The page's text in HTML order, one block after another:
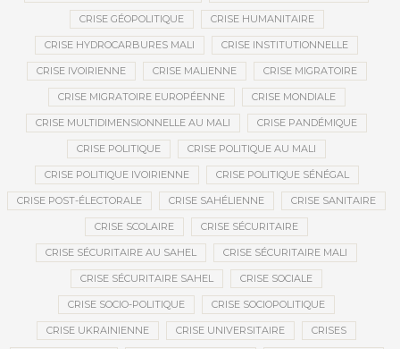
CRISE GÉOPOLITIQUE CRISE HUMANITAIRE
CRISE HYDROCARBURES MALI CRISE INSTITUTIONNELLE
CRISE IVOIRIENNE CRISE MALIENNE CRISE MIGRATOIRE
CRISE MIGRATOIRE EUROPÉENNE CRISE MONDIALE
CRISE MULTIDIMENSIONNELLE AU MALI CRISE PANDÉMIQUE
CRISE POLITIQUE CRISE POLITIQUE AU MALI
CRISE POLITIQUE IVOIRIENNE CRISE POLITIQUE SÉNÉGAL
CRISE POST-ÉLECTORALE CRISE SAHÉLIENNE CRISE SANITAIRE
CRISE SCOLAIRE CRISE SÉCURITAIRE
CRISE SÉCURITAIRE AU SAHEL CRISE SÉCURITAIRE MALI
CRISE SÉCURITAIRE SAHEL CRISE SOCIALE
CRISE SOCIO-POLITIQUE CRISE SOCIOPOLITIQUE
CRISE UKRAINIENNE CRISE UNIVERSITAIRE CRISES